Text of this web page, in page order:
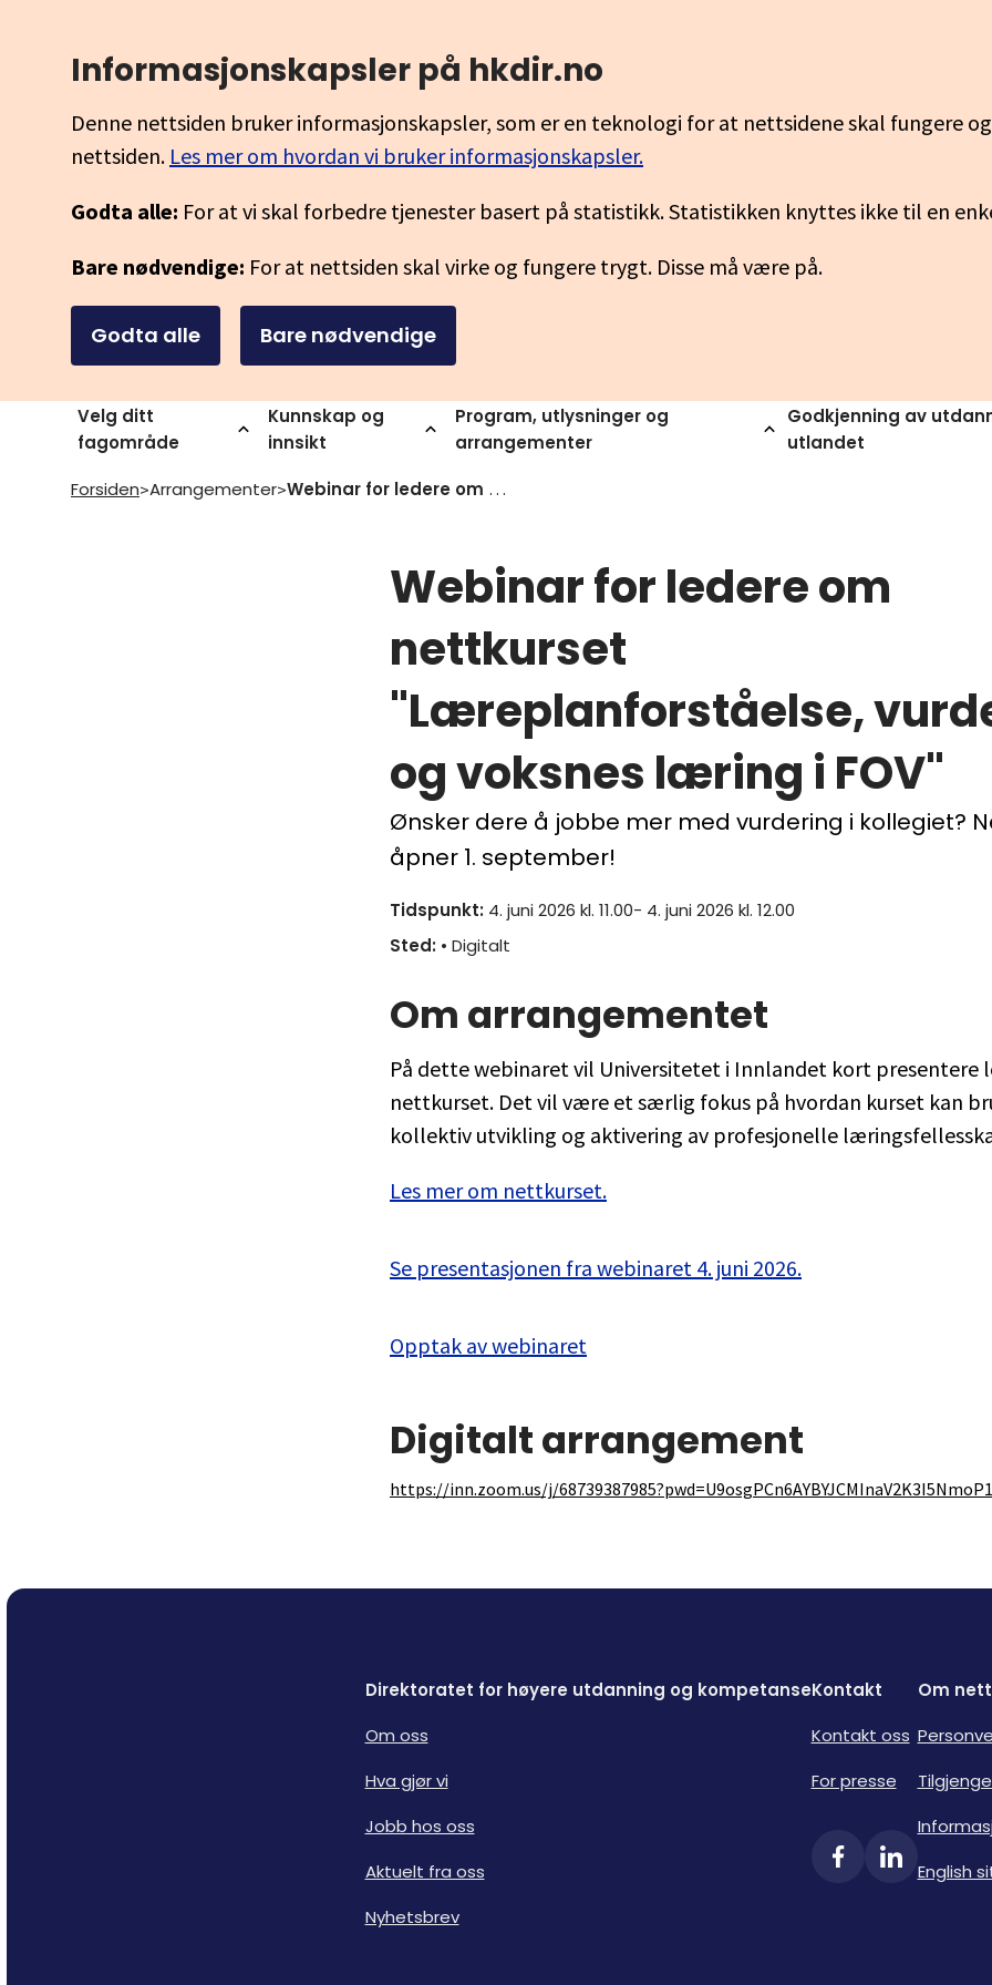
Informasjonskapsler på hkdir.no
Denne nettsiden bruker informasjonskapsler, som er en teknologi for at nettsidene skal fungere
nettsiden. Les mer om hvordan vi bruker informasjonskapsler.
Godta alle: For at vi skal forbedre tjenester basert på statistikk. Statistikken knyttes ikke til en
Bare nødvendige: For at nettsiden skal virke og fungere trygt. Disse må være på.
Godta alle Bare nødvendige
Velg ditt
fagområde
Kunnskap og
innsikt
Program, utlysninger og
arrangementer
Godkjenning av
utlandet
Forsiden>Arrangementer> Webinar for ledere om nettkurset laereplanforstaelse vurdering og voksnes laering i fov
Webinar for ledere om
nettkurset
"Læreplanforståelse,
og voksnes læring i FOV"
Ønsker dere å jobbe mer med vurdering i kollegiet?
åpner 1. september!
Tidspunkt: 4. juni 2026 kl. 11.00- 4. juni 2026 kl. 12.00
Sted: • Digitalt
Om arrangementet
På dette webinaret vil Universitetet i Innlandet kort presentere
nettkurset. Det vil være et særlig fokus på hvordan kurset kan
kollektiv utvikling og aktivering av profesjonelle
Les mer om nettkurset.
Se presentasjonen fra webinaret 4. juni 2026.
Opptak av webinaret
Digitalt arrangement
https://inn.zoom.us/j/
Direktoratet for høyere utdanning og kompetanse
Om oss
Hva gjør vi
Jobb hos oss
Aktuelt fra oss
Nyhetsbrev
Kontakt
Kontakt oss
For presse
Om
English